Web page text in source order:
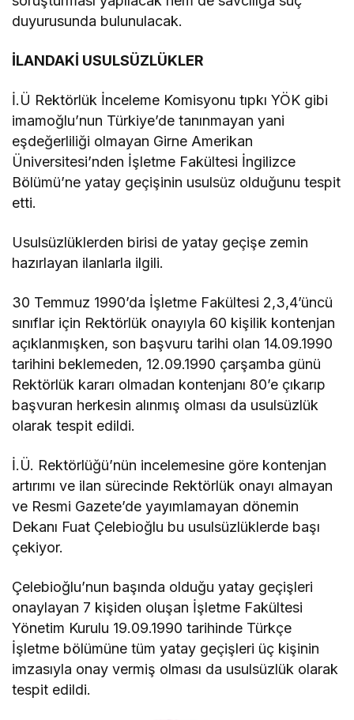
duyurusunda bulunulacak.
İLANDAKİ USULSÜZLÜKLER
İ.Ü Rektörlük İnceleme Komisyonu tıpkı YÖK gibi
imamoğlu’nun Türkiye’de tanınmayan yani
eşdeğerliliği olmayan Girne Amerikan
Üniversitesi’nden İşletme Fakültesi İngilizce
Bölümü’ne yatay geçişinin usulsüz olduğunu tespit
etti.
Usulsüzlüklerden birisi de yatay geçişe zemin
hazırlayan ilanlarla ilgili.
30 Temmuz 1990’da İşletme Fakültesi 2,3,4’üncü
sınıflar için Rektörlük onayıyla 60 kişilik kontenjan
açıklanmışken, son başvuru tarihi olan 14.09.1990
tarihini beklemeden, 12.09.1990 çarşamba günü
Rektörlük kararı olmadan kontenjanı 80’e çıkarıp
başvuran herkesin alınmış olması da usulsüzlük
olarak tespit edildi.
İ.Ü. Rektörlüğü’nün incelemesine göre kontenjan
artırımı ve ilan sürecinde Rektörlük onayı almayan
ve Resmi Gazete’de yayımlamayan dönemin
Dekanı Fuat Çelebioğlu bu usulsüzlüklerde başı
çekiyor.
Çelebioğlu’nun başında olduğu yatay geçişleri
onaylayan 7 kişiden oluşan İşletme Fakültesi
Yönetim Kurulu 19.09.1990 tarihinde Türkçe
İşletme bölümüne tüm yatay geçişleri üç kişinin
imzasıyla onay vermiş olması da usulsüzlük olarak
tespit edildi.